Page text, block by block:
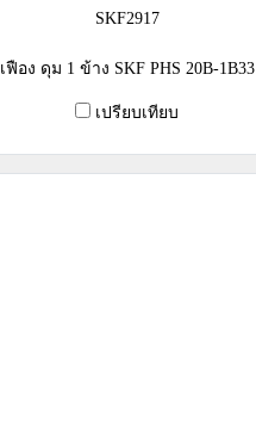
SKF2917
เฟือง ดุม 1 ข้าง SKF PHS 20B-1B33
เปรียบเทียบ